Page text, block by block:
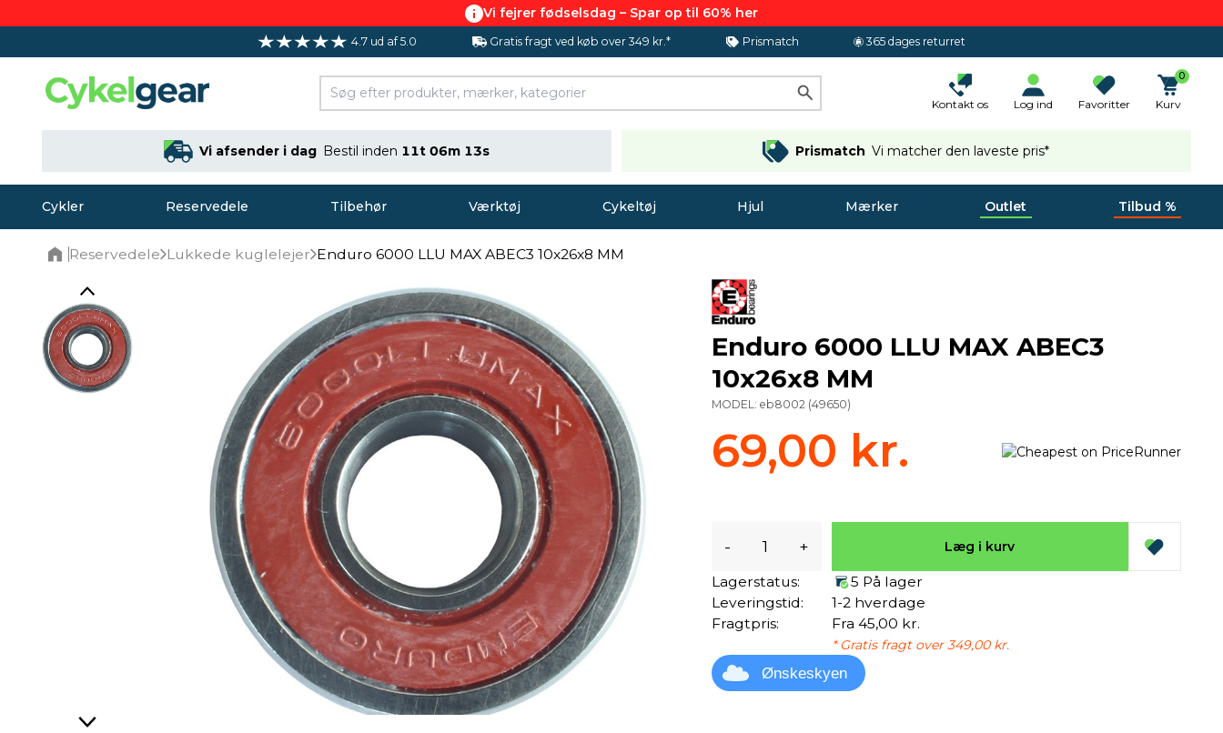
Vi fejrer fødselsdag – Spar op til 60% her
4.7 ud af 5.0 Gratis fragt ved køb over 349 kr.* Prismatch 365 dages returret
Kontakt os Log ind Favoritter
0
Kurv
Vi afsender i dag Bestil inden 11t 06m 12s Prismatch Vi matcher den laveste pris*
Cykler Reservedele Tilbehør Værktøj Cykeltøj Hjul Mærker Outlet Tilbud %
Reservedele Lukkede kuglelejer Enduro 6000 LLU MAX ABEC3 10x26x8 MM
Enduro 6000 LLU MAX ABEC3
10x26x8 MM
MODEL:eb8002 (49650)
69,00 kr.
- + Læg i kurv
Lagerstatus:
5 På lager
Leveringstid:
1-2 hverdage
Fragtpris:
Fra 45,00 kr.
* Gratis fragt over 349,00 kr.
Ønskeskyen